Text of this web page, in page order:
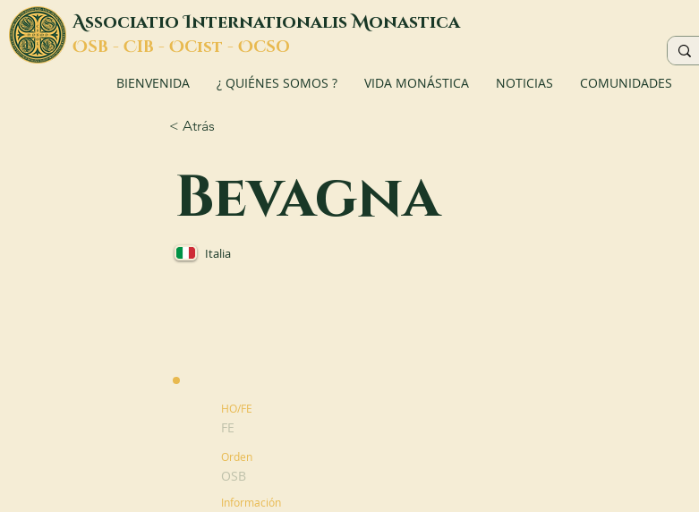
AssociatioInternationalisMonastica
OSB - CIB - OCist - OCSO
BIENVENIDA ¿ QUIÉNES SOMOS ? VIDA MONÁSTICA NOTICIAS COMUNIDADES
< Atrás
Bevagna
Italia
HO/FE
FE
Orden
OSB
Información